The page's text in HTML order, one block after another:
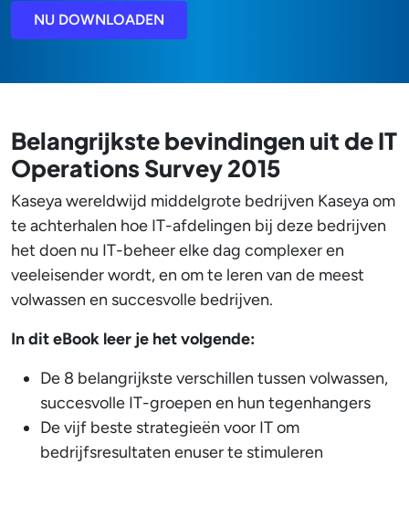
NU DOWNLOADEN
Belangrijkste bevindingen uit de IT
Operations Survey 2015
Kaseya wereldwijd middelgrote bedrijven Kaseya om
te achterhalen hoe IT-afdelingen bij deze bedrijven
het doen nu IT-beheer elke dag complexer en
veeleisender wordt, en om te leren van de meest
volwassen en succesvolle bedrijven.
In dit eBook leer je het volgende:
De 8 belangrijkste verschillen tussen volwassen,
succesvolle IT-groepen en hun tegenhangers
De vijf beste strategieën voor IT om
bedrijfsresultaten enuser te stimuleren